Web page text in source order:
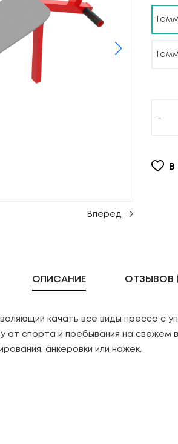
Вперед
-
В
ОПИСАНИЕ ОТЗЫВОВ
качать все виды пресса с
от спорта и пребывания на свежем
анкеровки или ножек.